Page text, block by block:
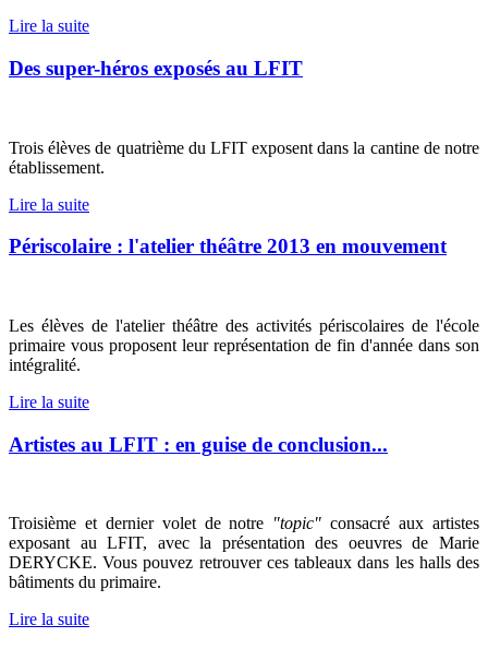
Lire la suite
Des super-héros exposés au LFIT
Trois élèves de quatrième du LFIT exposent dans la cantine de notre
établissement.
Lire la suite
Périscolaire : l'atelier théâtre 2013 en mouvement
Les élèves de l'atelier théâtre des activités périscolaires de l'école
primaire vous proposent leur représentation de fin d'année dans son
intégralité.
Lire la suite
Artistes au LFIT : en guise de conclusion...
Troisième et dernier volet de notre "topic"consacré aux artistes
exposant au LFIT, avec la présentation des oeuvres de Marie
DERYCKE. Vous pouvez retrouver ces tableaux dans les halls des
bâtiments du primaire.
Lire la suite